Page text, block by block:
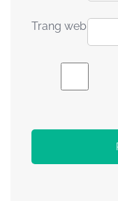
Trang web